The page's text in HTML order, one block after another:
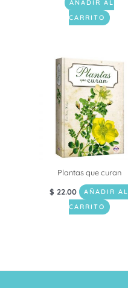
AÑADIR AL
CARRITO
Plantas que curan
$ 22.00
AÑADIR AL
CARRITO